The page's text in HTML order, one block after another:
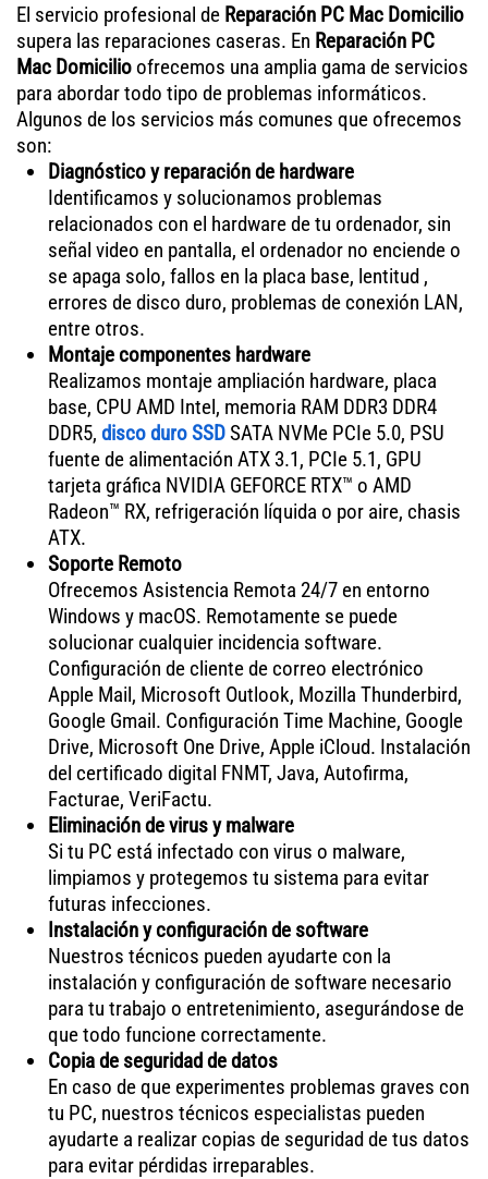
El servicio profesional de Reparación PC Mac Domicilio
supera las reparaciones caseras. En Reparación PC
Mac Domicilioofrecemos una amplia gama de servicios
para abordar todo tipo de problemas informáticos.
Algunos de los servicios más comunes que ofrecemos
son:
Diagnóstico y reparación de hardware
Identificamos y solucionamos problemas
relacionados con el hardware de tu ordenador, sin
señal video en pantalla, el ordenador no enciende o
se apaga solo, fallos en la placa base, lentitud ,
errores de disco duro, problemas de conexión LAN,
entre otros.
Montaje componentes hardware
Realizamos montaje ampliación hardware, placa
base, CPU AMD Intel, memoria RAM DDR3 DDR4
DDR5, disco duro SSDSATA NVMe PCIe 5.0, PSU
fuente de alimentación ATX 3.1, PCIe 5.1, GPU
tarjeta gráfica NVIDIA GEFORCE RTX™ o AMD
Radeon™ RX, refrigeración líquida o por aire, chasis
ATX.
Soporte Remoto
Ofrecemos Asistencia Remota 24/7 en entorno
Windows y macOS. Remotamente se puede
solucionar cualquier incidencia software.
Configuración de cliente de correo electrónico
Apple Mail, Microsoft Outlook, Mozilla Thunderbird,
Google Gmail. Configuración Time Machine, Google
Drive, Microsoft One Drive, Apple iCloud. Instalación
del certificado digital FNMT, Java, Autofirma,
Facturae, VeriFactu.
Eliminación de virus y malware
Si tu PC está infectado con virus o malware,
limpiamos y protegemos tu sistema para evitar
futuras infecciones.
Instalación y configuración de software
Nuestros técnicos pueden ayudarte con la
instalación y configuración de software necesario
para tu trabajo o entretenimiento, asegurándose de
que todo funcione correctamente.
Copia de seguridad de datos
En caso de que experimentes problemas graves con
tu PC, nuestros técnicos especialistas pueden
ayudarte a realizar copias de seguridad de tus datos
para evitar pérdidas irreparables.